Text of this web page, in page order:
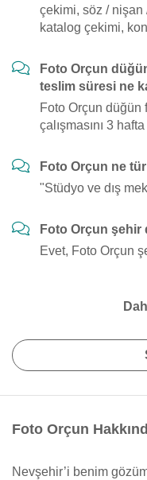
çekimi, söz / nişan
katalog çekimi,
Foto Orçun
teslim süresi ne
Foto Orçun düğün
çalışmasını 3
Foto Orçun ne
"Stüdyo ve dış
Foto Orçun şehir
Evet, Foto Orçun
Foto Orçun
Nevşehir’i benim